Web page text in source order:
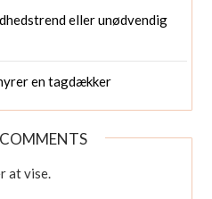
eller unødvendig
en tagdækker
at vise.